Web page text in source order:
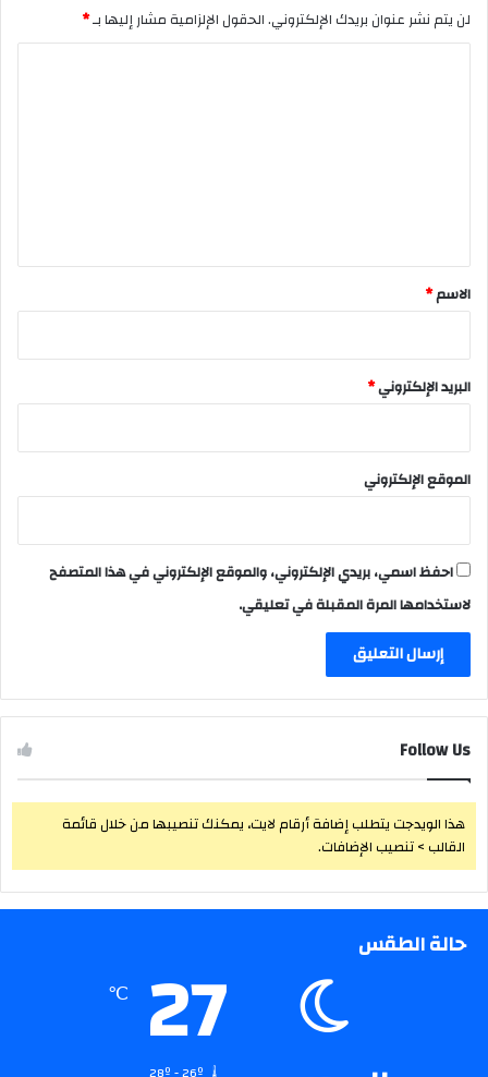
لن يتم نشر عنوان بريدك الإلكتروني.الحقول الإلزامية مشار إليها بـ*
*
الاسم*
البريد الإلكتروني*
الموقع الإلكتروني
احفظ اسمي، بريدي الإلكتروني، والموقع الإلكتروني في هذا المتصفح
لاستخدامها المرة المقبلة في تعليقي.
Follow Us
هذا الويدجت يتطلب إضافة أرقام لايت، يمكنك تنصيبها من خلال قائمة
القالب > تنصيب الإضافات.
حالة الطقس 27
℃